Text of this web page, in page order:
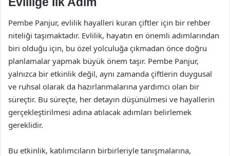
Pembe Panjur, evlilik hayalleri kuran çiftler için bir rehber
niteliği taşımaktadır. Evlilik, hayatın en önemli adımlarından
biri olduğu için, bu özel yolculuğa çıkmadan önce doğru
planlamalar yapmak büyük önem taşır. Pembe Panjur,
yalnızca bir etkinlik değil, aynı zamanda çiftlerin duygusal
ve ruhsal olarak da hazırlanmalarına yardımcı olan bir
süreçtir. Bu süreçte, her detayın düşünülmesi ve hayallerin
gerçekleştirilmesi adına atılacak adımları belirlemek
gereklidir.
Bu etkinlik, katılımcıların birbirleriyle tanışmalarına,